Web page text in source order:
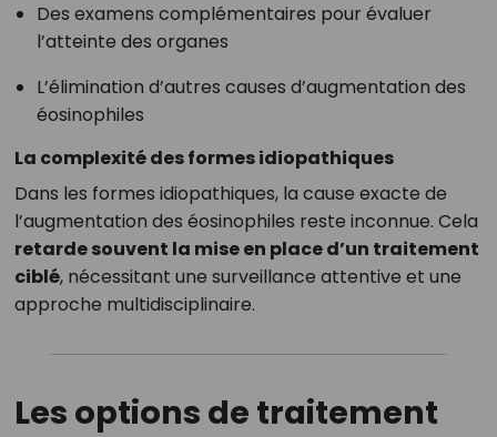
Des examens complémentaires pour évaluer
l’atteinte des organes
L’élimination d’autres causes d’augmentation des
éosinophiles
La complexité des formes idiopathiques
Dans les formes idiopathiques, la cause exacte de
l’augmentation des éosinophiles reste inconnue. Cela
retarde souvent la mise en place d’un traitement
ciblé, nécessitant une surveillance attentive et une
approche multidisciplinaire.
Les options de traitement